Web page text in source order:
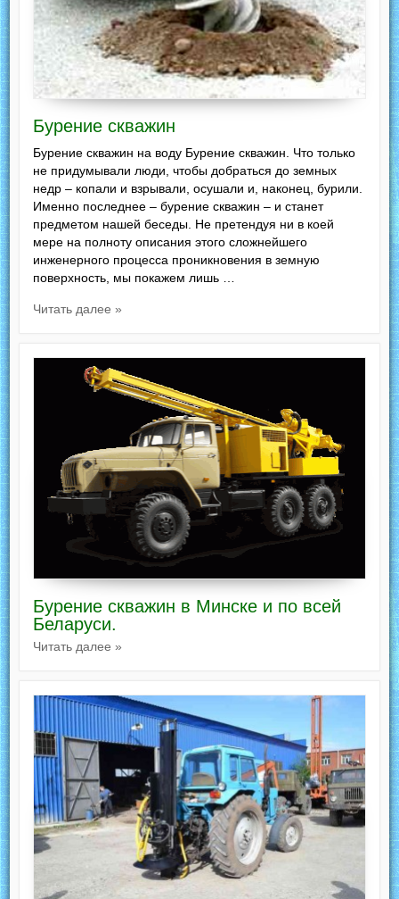
Бурение скважин
Бурение скважин на воду Бурение скважин. Что только
не придумывали люди, чтобы добраться до земных
недр – копали и взрывали, осушали и, наконец, бурили.
Именно последнее – бурение скважин – и станет
предметом нашей беседы. Не претендуя ни в коей
мере на полноту описания этого сложнейшего
инженерного процесса проникновения в земную
поверхность, мы покажем лишь …
Читать далее »
Бурение скважин в Минске и по всей
Беларуси.
Читать далее »